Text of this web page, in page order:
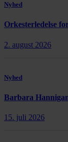
Nyhed
Orkesterledelse
2. august 2026
Nyhed
Barbara
15. juli 2026